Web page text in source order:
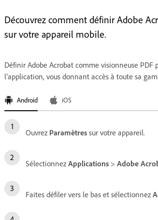
Découvrez comment définir Adobe
sur votre appareil mobile.
Définir Adobe Acrobat comme visionneuse
l’application, vous donnant accès à toute sa
Android iOS
Ouvrez Paramètres sur votre appareil.
SélectionnezApplications > Adobe
Faites défiler vers le bas et sélectionnez